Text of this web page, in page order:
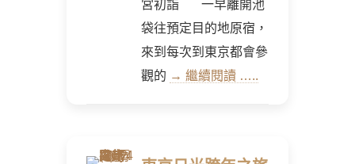
宮初詣 一早離開池
袋往預定目的地原宿，
來到每次到東京都會參
觀的 → 繼續閱讀 …..